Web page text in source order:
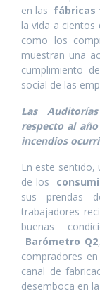
en las fábricas
la vida a
como los
muestran una
cumplimiento
social de las
Las
respecto al
incendios
En este sentido,
de los
sus prendas
trabajadores
buenas
Barómetro Q2
compradores
canal de
desemboca en